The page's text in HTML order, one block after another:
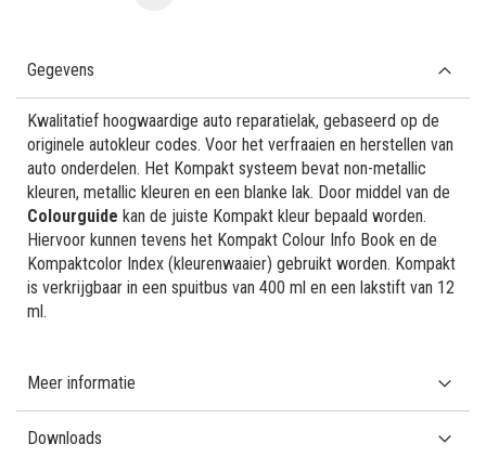
Gegevens
Kwalitatief hoogwaardige auto reparatielak, gebaseerd op de
originele autokleur codes. Voor het verfraaien en herstellen van
auto onderdelen. Het Kompakt systeem bevat non-metallic
kleuren, metallic kleuren en een blanke lak. Door middel van de
Colourguide kan de juiste Kompakt kleur bepaald worden.
Hiervoor kunnen tevens het Kompakt Colour Info Book en de
Kompaktcolor Index (kleurenwaaier) gebruikt worden. Kompakt
is verkrijgbaar in een spuitbus van 400 ml en een lakstift van 12
ml.
Meer informatie
Downloads